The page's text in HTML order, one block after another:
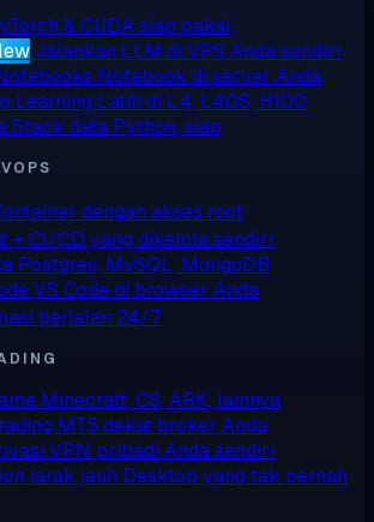
& CUDA siap pakai
Jalankan LLM di VPS Anda sendiri
Notebook di server Anda
Learning Latih di L4, L40S, H100
Stack data Python, siap
dengan akses root
+ CI/CD yang dikelola sendiri
Postgres, MySQL, MongoDB
VS Code di browser Anda
berjalan 24/7
Minecraft, CS, ARK, lainnya
MT5 dekat broker Anda
VPN pribadi Anda sendiri
jarak jauh Desktop yang tak pernah